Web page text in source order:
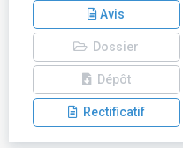
Avis
Dossier
Dépôt
Rectificatif